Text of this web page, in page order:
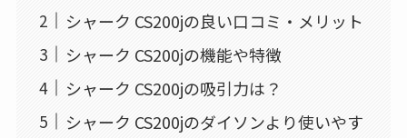
シャーク CS200jの良い口コミ・メリット
シャーク CS200jの機能や特徴
シャーク CS200jの吸引力は？
シャーク CS200jのダイソンより使いやす